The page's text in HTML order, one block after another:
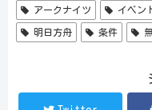
アークナイツ イベン
明日方舟 条件